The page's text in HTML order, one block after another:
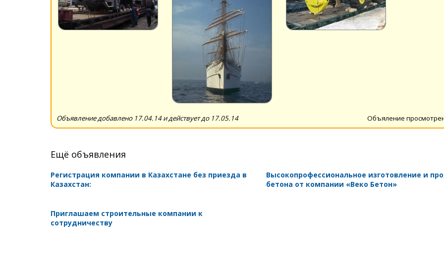
Объяление
Объявление добавлено 17.04.14 и действует до 17.05.14
Ещё объявления
Регистрация компании в Казахстане без приезда в
Казахстан:
Высокопрофессиональное изготовление и
бетона от компании «Веко Бетон»
Приглашаем строительные компании к
сотрудничеству